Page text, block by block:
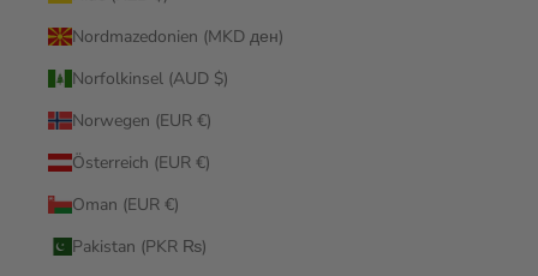
Nordmazedonien (MKD ден)
Norfolkinsel (AUD $)
Norwegen (EUR €)
Österreich (EUR €)
Oman (EUR €)
Pakistan (PKR ₨)